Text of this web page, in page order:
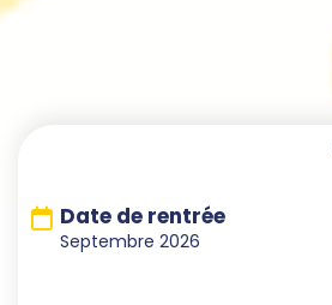
Date de rentrée
Septembre 2026